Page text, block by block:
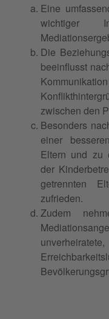
Eine
wichtiger
Die
beeinflusst
zwischen den
Besonders
einer
Eltern und zu
der
getrennten
zufrieden.
Zudem